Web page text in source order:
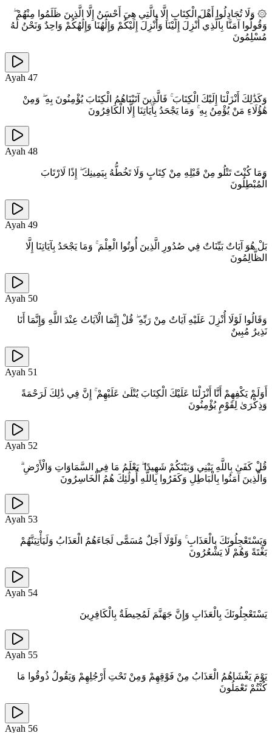
۞ وَلَا تُجَادِلُوا أَهْلَ الْكِتَابِ إِلَّا بِالَّتِي هِيَ أَحْسَنُ إِلَّا الَّذِينَ ظَلَمُوا مِنْهُمْ ۖ
وَقُولُوا آمَنَّا بِالَّذِي أُنْزِلَ إِلَيْنَا وَأُنْزِلَ إِلَيْكُمْ وَإِلَٰهُنَا وَإِلَٰهُكُمْ وَاحِدٌ وَنَحْنُ لَهُ
مُسْلِمُونَ
Ayah 47
وَكَذَٰلِكَ أَنْزَلْنَا إِلَيْكَ الْكِتَابَ ۚ فَالَّذِينَ آتَيْنَاهُمُ الْكِتَابَ يُؤْمِنُونَ بِهِ ۖ وَمِنْ
هَٰؤُلَاءِ مَنْ يُؤْمِنُ بِهِ ۚ وَمَا يَجْحَدُ بِآيَاتِنَا إِلَّا الْكَافِرُونَ
Ayah 48
وَمَا كُنْتَ تَتْلُو مِنْ قَبْلِهِ مِنْ كِتَابٍ وَلَا تَخُطُّهُ بِيَمِينِكَ ۖ إِذًا لَارْتَابَ
الْمُبْطِلُونَ
Ayah 49
بَلْ هُوَ آيَاتٌ بَيِّنَاتٌ فِي صُدُورِ الَّذِينَ أُوتُوا الْعِلْمَ ۚ وَمَا يَجْحَدُ بِآيَاتِنَا إِلَّا
الظَّالِمُونَ
Ayah 50
وَقَالُوا لَوْلَا أُنْزِلَ عَلَيْهِ آيَاتٌ مِنْ رَبِّهِ ۖ قُلْ إِنَّمَا الْآيَاتُ عِنْدَ اللَّهِ وَإِنَّمَا أَنَا
نَذِيرٌ مُبِينٌ
Ayah 51
أَوَلَمْ يَكْفِهِمْ أَنَّا أَنْزَلْنَا عَلَيْكَ الْكِتَابَ يُتْلَىٰ عَلَيْهِمْ ۚ إِنَّ فِي ذَٰلِكَ لَرَحْمَةً
وَذِكْرَىٰ لِقَوْمٍ يُؤْمِنُونَ
Ayah 52
قُلْ كَفَىٰ بِاللَّهِ بَيْنِي وَبَيْنَكُمْ شَهِيدًا ۖ يَعْلَمُ مَا فِي السَّمَاوَاتِ وَالْأَرْضِ ۗ
وَالَّذِينَ آمَنُوا بِالْبَاطِلِ وَكَفَرُوا بِاللَّهِ أُولَٰئِكَ هُمُ الْخَاسِرُونَ
Ayah 53
وَيَسْتَعْجِلُونَكَ بِالْعَذَابِ ۚ وَلَوْلَا أَجَلٌ مُسَمًّى لَجَاءَهُمُ الْعَذَابُ وَلَيَأْتِيَنَّهُمْ
بَغْتَةً وَهُمْ لَا يَشْعُرُونَ
Ayah 54
يَسْتَعْجِلُونَكَ بِالْعَذَابِ وَإِنَّ جَهَنَّمَ لَمُحِيطَةٌ بِالْكَافِرِينَ
Ayah 55
يَوْمَ يَغْشَاهُمُ الْعَذَابُ مِنْ فَوْقِهِمْ وَمِنْ تَحْتِ أَرْجُلِهِمْ وَيَقُولُ ذُوقُوا مَا
كُنْتُمْ تَعْمَلُونَ
Ayah 56